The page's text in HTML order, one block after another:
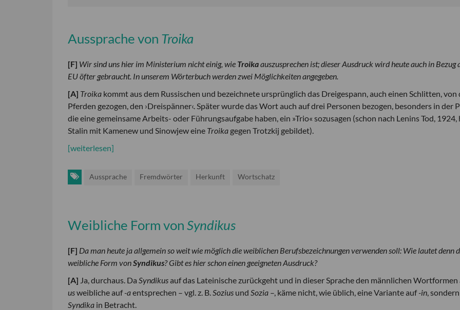
Aussprache von Troika
[F] Wir sind uns hier im Ministerium nicht einig, wie Troikaauszusprechen ist; dieser Ausdruck wird heute auch in Bezug
EU öfter gebraucht. In unserem Wörterbuch werden zwei Möglichkeiten angegeben.
[A] Troika kommt aus dem Russischen und bezeichnete ursprünglich das Dreigespann, auch einen Schlitten, von
Pferden gezogen, den ›Dreispänner‹. Später wurde das Wort auch auf drei Personen bezogen, besonders in der
die eine gemeinsame Arbeits- oder Führungsaufgabe haben, ein »Trio« sozusagen (schon nach Lenins Tod,
Stalin mit Kamenew und Sinowjew eine Troika gegen Trotzkij gebildet).
[weiterlesen]
Aussprache Fremdwörter Herkunft Wortschatz
Weibliche Form vonSyndikus
[F] Da man heute ja allgemein so weit wie möglich die weiblichen Berufsbezeichnungen verwenden soll: Wie lautet denn
weibliche Form vonSyndikus? Gibt es hier schon einen geeigneten Ausdruck?
[A] Ja, durchaus. Da Syndikusauf das Lateinische zurückgeht und in dieser Sprache den männlichen Wortformen
usweibliche auf-aentsprechen – vgl. z. B.Sozius und Sozia –, käme nicht, wie üblich, eine Variante auf-in,
Syndika in Betracht.